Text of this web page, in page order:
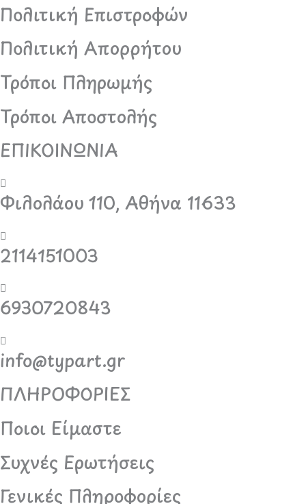
Πολιτική Επιστροφών
Πολιτική Απορρήτου
Τρόποι Πληρωμής
Τρόποι Αποστολής
ΕΠΙΚΟΙΝΩΝΙΑ
Φιλολάου 110, Αθήνα 11633
2114151003
6930720843
info@typart.gr
ΠΛΗΡΟΦΟΡΙΕΣ
Ποιοι Είμαστε
Συχνές Ερωτήσεις
Γενικές Πληροφορίες